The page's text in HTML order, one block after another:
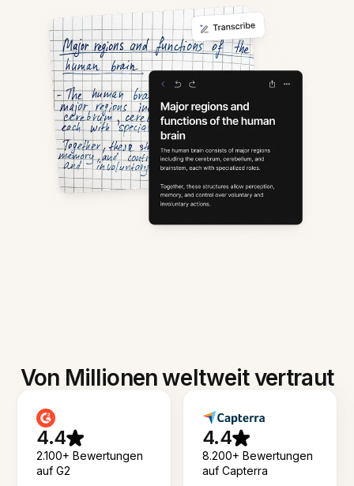
Von Millionen weltweit vertraut
4.4
2.100+ Bewertungen
auf G2
4.4
8.200+ Bewertungen
auf Capterra